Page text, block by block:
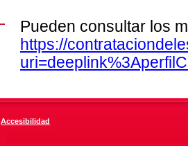
Pueden consultar los
https://
Accesibilidad